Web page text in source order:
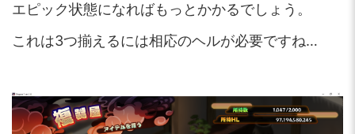
エピック状態になればもっとかかるでしょう。
これは3つ揃えるには相応のヘルが必要ですね…